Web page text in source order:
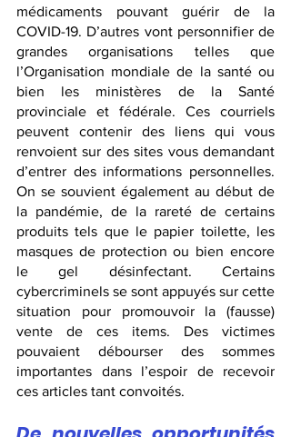
médicaments pouvant guérir de la
COVID-19. D’autres vont personnifier de
grandes organisations telles que
l’Organisation mondiale de la santé ou
bien les ministères de la Santé
provinciale et fédérale. Ces courriels
peuvent contenir des liens qui vous
renvoient sur des sites vous demandant
d’entrer des informations personnelles.
On se souvient également au début de
la pandémie, de la rareté de certains
produits tels que le papier toilette, les
masques de protection ou bien encore
le gel désinfectant. Certains
cybercriminels se sont appuyés sur cette
situation pour promouvoir la (fausse)
vente de ces items. Des victimes
pouvaient débourser des sommes
importantes dans l’espoir de recevoir
ces articles tant convoités.